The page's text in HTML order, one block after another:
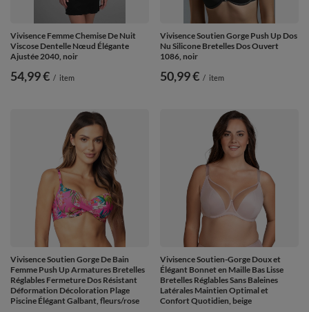
Vivisence Femme Chemise De Nuit
Viscose Dentelle Nœud Élégante
Ajustée 2040, noir
54,99 € / item
Vivisence Soutien Gorge Push Up Dos
Nu Silicone Bretelles Dos Ouvert
1086, noir
50,99 € / item
Vivisence Soutien Gorge De Bain
Femme Push Up Armatures Bretelles
Réglables Fermeture Dos Résistant
Déformation Décoloration Plage
Piscine Élégant Galbant, fleurs/rose
Vivisence Soutien-Gorge Doux et
Élégant Bonnet en Maille Bas Lisse
Bretelles Réglables Sans Baleines
Latérales Maintien Optimal et
Confort Quotidien, beige